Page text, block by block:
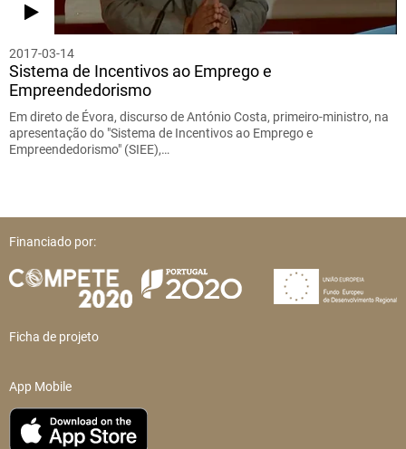
2017-03-14
Sistema de Incentivos ao Emprego e
Empreendedorismo
Em direto de Évora, discurso de António Costa, primeiro-ministro, na
apresentação do "Sistema de Incentivos ao Emprego e
Empreendedorismo" (SIEE),…
Financiado por:
Ficha de projeto
App Mobile